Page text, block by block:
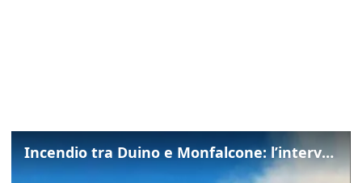
Incendio tra Duino e Monfalcone: l’intervento dei vigili del fuoco